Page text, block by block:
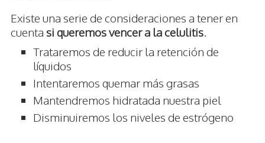
Existe una serie de consideraciones a tener en
cuenta si queremos vencer a la celulitis.
Trataremos de reducir la retención de
líquidos
Intentaremos quemar más grasas
Mantendremos hidratada nuestra piel
Disminuiremos los niveles de estrógeno